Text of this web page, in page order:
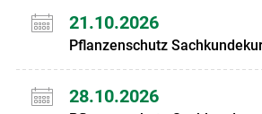
21.10.2026
Pflanzenschutz
28.10.2026